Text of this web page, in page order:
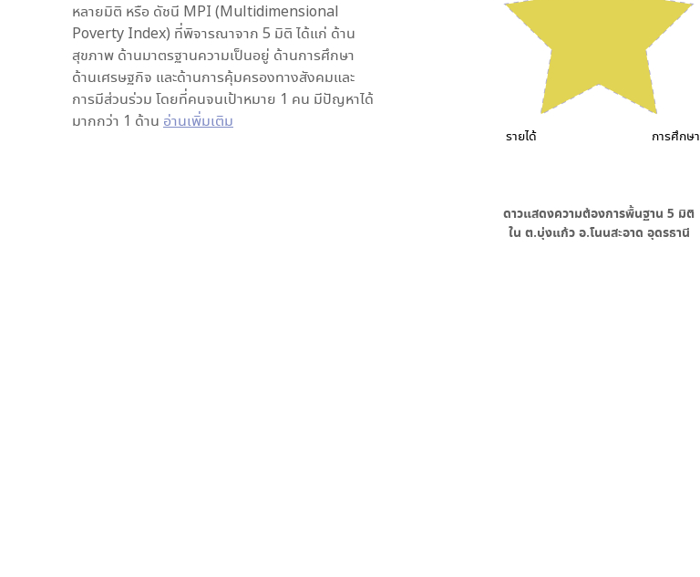
หลายมิติ หรือ ดัชนี MPI (Multidimensional
Poverty Index) ที่พิจารณาจาก 5 มิติ ได้แก่ ด้าน
สุขภาพ ด้านมาตรฐานความเป็นอยู่ ด้านการศึกษา
ด้านเศรษฐกิจ และด้านการคุ้มครองทางสังคมและ
การมีส่วนร่วม โดยที่คนจนเป้าหมาย 1 คน มีปัญหาได้
มากกว่า 1 ด้าน อ่านเพิ่มเติม
การศึกษา
รายได้
ดาวแสดงความต้องการพื้นฐาน 5 มิติ
ใน ต.บุ่งแก้ว อ.โนนสะอาด อุดรธานี